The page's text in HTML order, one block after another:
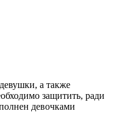
а также
защитить, ради
девочками